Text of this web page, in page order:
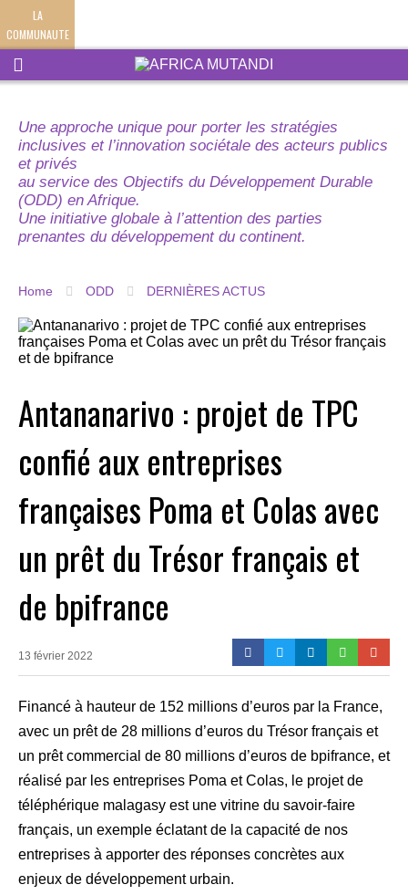
LA
COMMUNAUTE
Une approche unique pour porter les stratégies
inclusives et l’innovation sociétale des acteurs publics
et privés
au service des Objectifs du Développement Durable
(ODD) en Afrique.
Une initiative globale à l’attention des parties
prenantes du développement du continent.
Home ODD DERNIÈRES ACTUS
Antananarivo : projet de TPC
confié aux entreprises
françaises Poma et Colas avec
un prêt du Trésor français et
de bpifrance
13 février 2022
Financé à hauteur de 152 millions d’euros par la France,
avec un prêt de 28 millions d’euros du Trésor français et
un prêt commercial de 80 millions d’euros de bpifrance, et
réalisé par les entreprises Poma et Colas, le projet de
téléphérique malagasy est une vitrine du savoir-faire
français, un exemple éclatant de la capacité de nos
entreprises à apporter des réponses concrètes aux
enjeux de développement urbain.